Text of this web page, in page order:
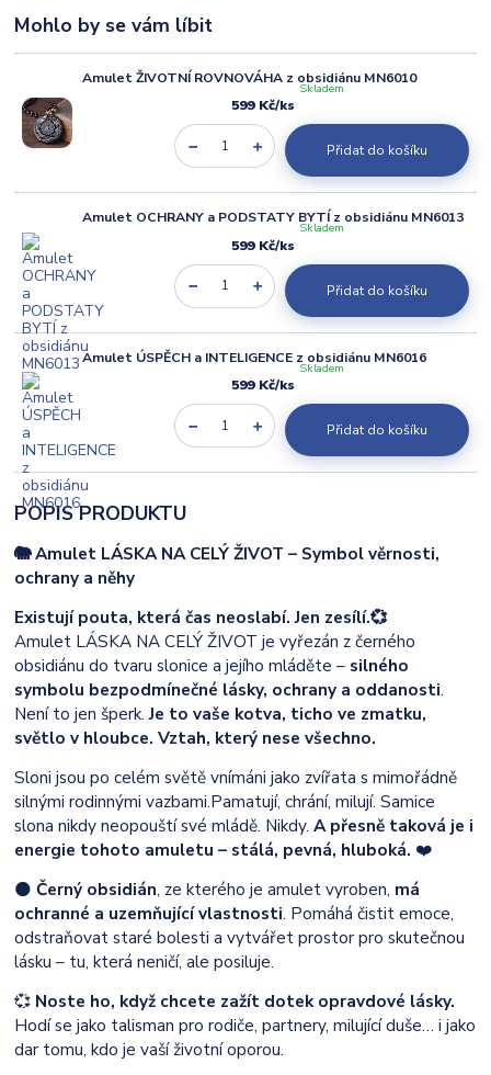
Mohlo by se vám líbit
Amulet ŽIVOTNÍ ROVNOVÁHA z obsidiánu MN6010
599 Kč/ks
Skladem
Přidat do košíku
Amulet OCHRANY a PODSTATY BYTÍ z obsidiánu MN6013
599 Kč/ks
Skladem
Přidat do košíku
Amulet ÚSPĚCH a INTELIGENCE z obsidiánu MN6016
599 Kč/ks
Skladem
Přidat do košíku
POPIS PRODUKTU
🐘 Amulet LÁSKA NA CELÝ ŽIVOT – Symbol věrnosti,
ochrany a něhy
Existují pouta, která čas neoslabí. Jen zesílí.💞
Amulet LÁSKA NA CELÝ ŽIVOT je vyřezán z černého
obsidiánu do tvaru slonice a jejího mláděte – silného
symbolu bezpodmínečné lásky, ochrany a oddanosti.
Není to jen šperk.Je to vaše kotva, ticho ve zmatku,
světlo v hloubce. Vztah, který nese všechno.
Sloni jsou po celém světě vnímáni jako zvířata s mimořádně
silnými rodinnými vazbami.Pamatují, chrání, milují. Samice
slona nikdy neopouští své mládě. Nikdy.A přesně taková je i
energie tohoto amuletu – stálá, pevná, hluboká. ❤️
🌑Černý obsidián, ze kterého je amulet vyroben, má
ochranné a uzemňující vlastnosti. Pomáhá čistit emoce,
odstraňovat staré bolesti a vytvářet prostor pro skutečnou
lásku – tu, která neničí, ale posiluje.
💞 Noste ho, když chcete zažít dotek opravdové lásky.
Hodí se jako talisman pro rodiče, partnery, milující duše… i jako
dar tomu, kdo je vaší životní oporou.